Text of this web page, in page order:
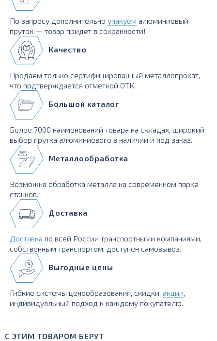
По запросу дополнительно упакуем алюминиевый
пруток — товар придет в сохранности!
Качество
Продаем только сертифицированный металлопрокат,
что подтверждается отметкой ОТК.
Большой каталог
Более 7000 наименований товара на складах, широкий
выбор прутка алюминиевого в наличии и под заказ.
Металлообработка
Возможна обработка металла на современном парке
станков.
Доставка
Доставка по всей России транспортными компаниями,
собственным транспортом, доступен самовывоз.
Выгодные цены
Гибкие системы ценообразования, скидки, акции,
индивидуальный подход к каждому покупателю.
С ЭТИМ ТОВАРОМ БЕРУТ